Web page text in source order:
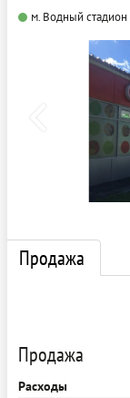
м. Водный стадион
Продажа
Продажа
Расходы